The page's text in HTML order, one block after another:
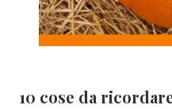
10 cose da